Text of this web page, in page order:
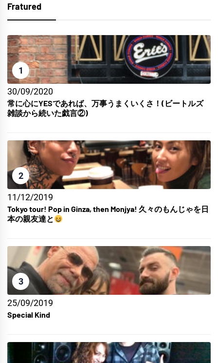
Fratured
1
30/09/2020
常に心にYESであれば、万事うまくいくさ！(ビートルズ
雑談から続いた戯言②)
2
11/12/2019
Tokyo tour! Pop in Ginza, then Monjya! 久々のもんじゃを日
本の親友達と
3
25/09/2019
Special Kind